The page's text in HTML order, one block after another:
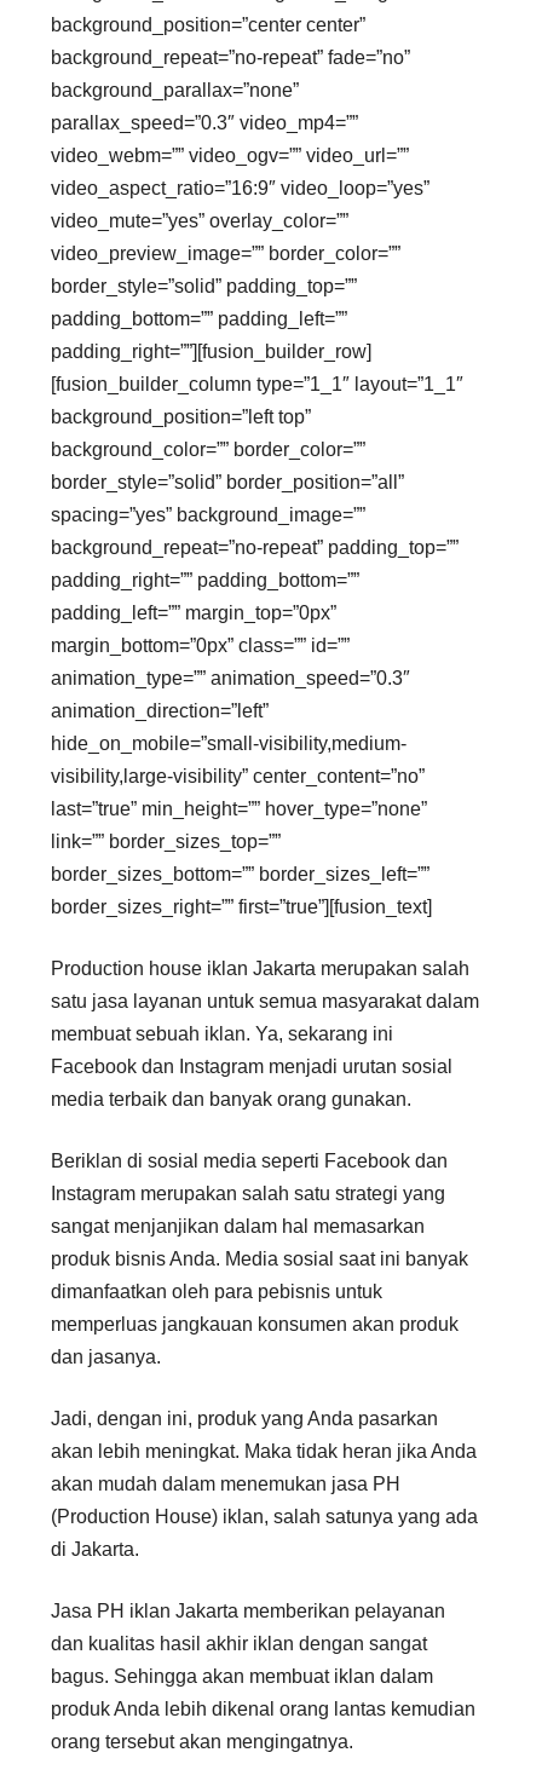
background_position=”center center”
background_repeat=”no-repeat” fade=”no”
background_parallax=”none”
parallax_speed=”0.3″ video_mp4=””
video_webm=”” video_ogv=”” video_url=””
video_aspect_ratio=”16:9″ video_loop=”yes”
video_mute=”yes” overlay_color=””
video_preview_image=”” border_color=””
border_style=”solid” padding_top=””
padding_bottom=”” padding_left=””
padding_right=””][fusion_builder_row]
[fusion_builder_column type=”1_1″ layout=”1_1″
background_position=”left top”
background_color=”” border_color=””
border_style=”solid” border_position=”all”
spacing=”yes” background_image=””
background_repeat=”no-repeat” padding_top=””
padding_right=”” padding_bottom=””
padding_left=”” margin_top=”0px”
margin_bottom=”0px” class=”” id=””
animation_type=”” animation_speed=”0.3″
animation_direction=”left”
hide_on_mobile=”small-visibility,medium-
visibility,large-visibility” center_content=”no”
last=”true” min_height=”” hover_type=”none”
link=”” border_sizes_top=””
border_sizes_bottom=”” border_sizes_left=””
border_sizes_right=”” first=”true”][fusion_text]
Production house iklan Jakarta merupakan salah
satu jasa layanan untuk semua masyarakat dalam
membuat sebuah iklan. Ya, sekarang ini
Facebook dan Instagram menjadi urutan sosial
media terbaik dan banyak orang gunakan.
Beriklan di sosial media seperti Facebook dan
Instagram merupakan salah satu strategi yang
sangat menjanjikan dalam hal memasarkan
produk bisnis Anda. Media sosial saat ini banyak
dimanfaatkan oleh para pebisnis untuk
memperluas jangkauan konsumen akan produk
dan jasanya.
Jadi, dengan ini, produk yang Anda pasarkan
akan lebih meningkat. Maka tidak heran jika Anda
akan mudah dalam menemukan jasa PH
(Production House) iklan, salah satunya yang ada
di Jakarta.
Jasa PH iklan Jakarta memberikan pelayanan
dan kualitas hasil akhir iklan dengan sangat
bagus. Sehingga akan membuat iklan dalam
produk Anda lebih dikenal orang lantas kemudian
orang tersebut akan mengingatnya.